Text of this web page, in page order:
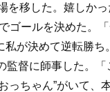
移した。嬉しかっ
ゴールを決めた。
が決めて逆転勝ち
督に師事した。「
っちゃん”がいて、